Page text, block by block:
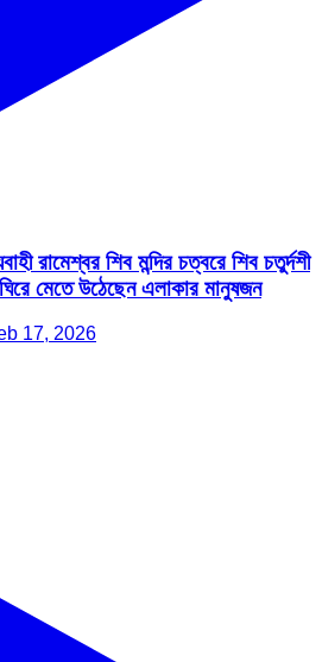
রামেশ্বর শিব মন্দির চত্বরে শিব চতুর্দশী
মেতে উঠেছেন এলাকার মানুষজন
17, 2026